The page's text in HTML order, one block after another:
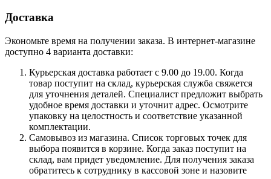
Доставка
Экономьте время на получении заказа. В интернет-магазине
доступно 4 варианта доставки:
Курьерская доставка работает с 9.00 до 19.00. Когда
товар поступит на склад, курьерская служба свяжется
для уточнения деталей. Специалист предложит выбрать
удобное время доставки и уточнит адрес. Осмотрите
упаковку на целостность и соответствие указанной
комплектации.
Самовывоз из магазина. Список торговых точек для
выбора появится в корзине. Когда заказ поступит на
склад, вам придет уведомление. Для получения заказа
обратитесь к сотруднику в кассовой зоне и назовите